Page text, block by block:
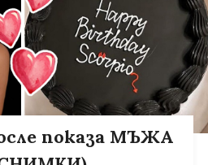
показа МЪЖА